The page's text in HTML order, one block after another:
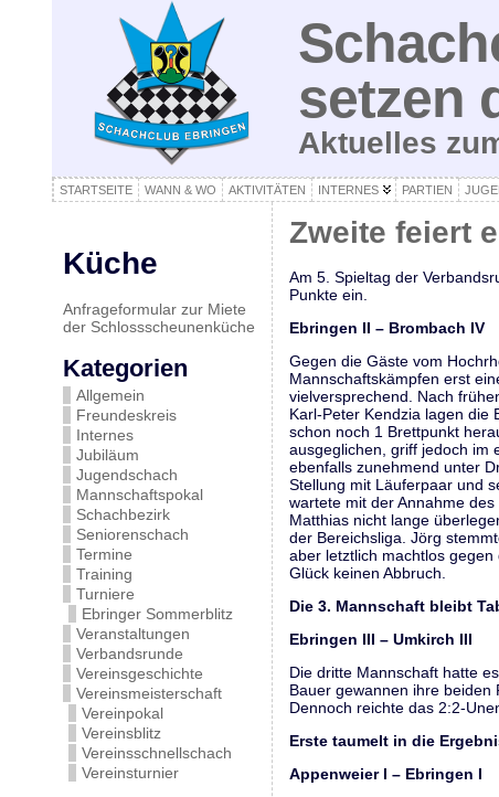
setzen
Aktuelles
STARTSEITE WANN & WO AKTIVITÄTEN INTERNES PARTIEN
Küche
Anfrageformular zur Miete
der Schlossscheunenküche
Kategorien
Allgemein
Freundeskreis
Internes
Jubiläum
Jugendschach
Mannschaftspokal
Schachbezirk
Seniorenschach
Termine
Training
Turniere
Ebringer Sommerblitz
Veranstaltungen
Verbandsrunde
Vereinsgeschichte
Vereinsmeisterschaft
Vereinpokal
Vereinsblitz
Vereinsschnellschach
Vereinsturnier
Zweite feiert
Am 5. Spieltag der
Punkte ein.
Ebringen II – Brombach
Gegen die Gäste vom
Mannschaftskämpfen erst
vielversprechend. Nach
Karl-Peter Kendzia lagen die
schon noch 1 Brettpunkt
ausgeglichen, griff jedoch im
ebenfalls zunehmend unter
Stellung mit Läuferpaar und
wartete mit der Annahme
Matthias nicht lange
der Bereichsliga. Jörg
aber letztlich machtlos
Glück keinen Abbruch.
Die 3. Mannschaft bleibt
Ebringen III – Umkirch
Die dritte Mannschaft hatte
Bauer gewannen ihre beiden
Dennoch reichte das 2:2-
Erste taumelt in die
Appenweier I –